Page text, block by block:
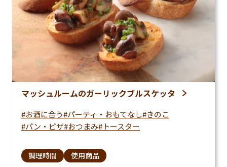
マッシュルームのガーリックブルスケッタ
お酒に合う パーティ・おもてなし きのこ
パン・ピザ おつまみ トースター
調理時間 使用商品